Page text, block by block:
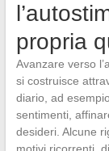
propria
Avanzare verso
si costruisce
diario, ad
sentimenti,
desideri. Alcune